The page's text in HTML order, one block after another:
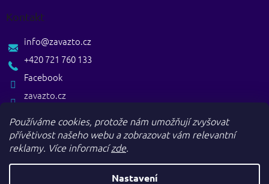
Používáme cookies, protože nám umožňují zvyšovat
přívětivost našeho webu a zobrazovat vám relevantní
reklamy. Více informacízde.
Nastavení
Kontakt
zavazto.cz
info@zavazto.cz
+420 721 760 133
Facebook
Vytvořil Shoptet